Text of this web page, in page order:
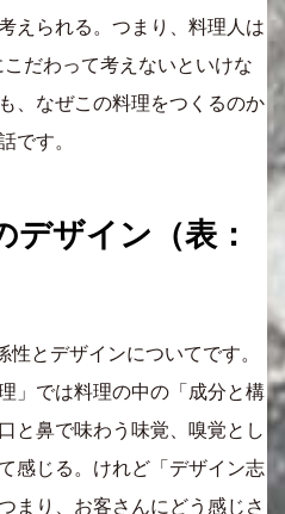
えられる。つまり、料理人は
だわって考えないといけな
、なぜこの料理をつくるのか
です。
デザイン（表：
とデザインについてです。
」では料理の中の「成分と構
と鼻で味わう味覚、嗅覚とし
感じる。けれど「デザイン志
まり、お客さんにどう感じさ